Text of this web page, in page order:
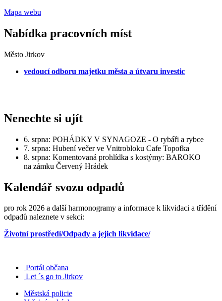
Mapa webu
Nabídka pracovních míst
Město Jirkov
vedoucí odboru majetku města a útvaru investic
Nenechte si ujít
6. srpna: POHÁDKY V SYNAGOZE - O rybáři a rybce
7. srpna: Hubení večer ve Vnitrobloku Cafe Topofka
8. srpna: Komentovaná prohlídka s kostýmy: BAROKO
na zámku Červený Hrádek
Kalendář svozu odpadů
pro rok 2026 a další harmonogramy a informace k likvidaci a třídění
odpadů naleznete v sekci:
Životní prostředí/Odpady a jejich likvidace/
Portál občana
Let ´s go to Jirkov
Městská policie